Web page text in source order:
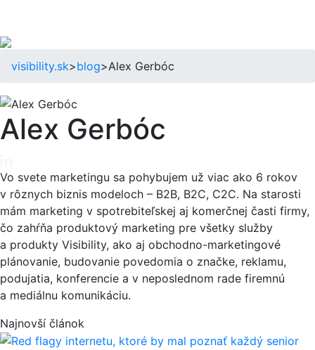
visibility.sk>blog>Alex Gerbóc
Alex Gerbóc
Vo svete marketingu sa pohybujem už viac ako 6 rokov
v rôznych biznis modeloch – B2B, B2C, C2C. Na starosti
mám marketing v spotrebiteľskej aj komerčnej časti firmy,
čo zahŕňa produktový marketing pre všetky služby
a produkty Visibility, ako aj obchodno-marketingové
plánovanie, budovanie povedomia o značke, reklamu,
podujatia, konferencie a v neposlednom rade firemnú
a mediálnu komunikáciu.
Najnovší článok